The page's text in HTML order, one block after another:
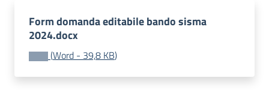
Atti
Bandi
Menu selezionato
Programmi
Form domanda editabile bando sisma
2024.docx
(Word - 39,8 KB)